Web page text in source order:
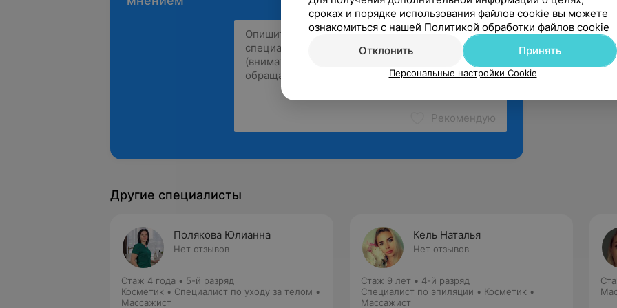
Рекомендую
Другие специалисты
Полякова Юлианна
Нет отзывов
Стаж 4 года • 5-й разряд
Косметик • Специалист по уходу за телом •
Массажист
Кель Наталья
Нет отзывов
Стаж 9 лет • 4-й разряд
Специалист по эпиляции • Косметик •
Массажист
сроках и порядке использования файлов cookie вы можете
ознакомиться с нашей Политикой обработки файлов cookie
Отклонить
Принять
Персональные настройки Cookie